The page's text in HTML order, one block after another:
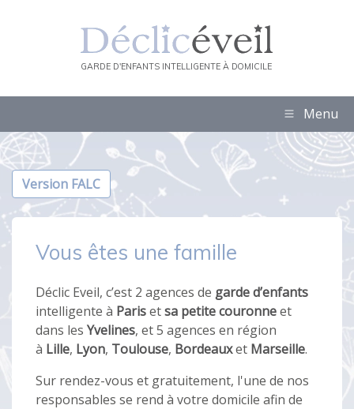
GARDE D'ENFANTS INTELLIGENTE À DOMICILE
Menu
Version FALC
Vous êtes une famille
Déclic Eveil, c’est 2 agences de garde d’enfants
intelligente à Parisetsa petite couronneet
dans les Yvelines, et 5 agences en région
à Lille, Lyon, Toulouse, Bordeauxet Marseille.
Sur rendez-vous et gratuitement, l'une de nos
responsables se rend à votre domicile afin de